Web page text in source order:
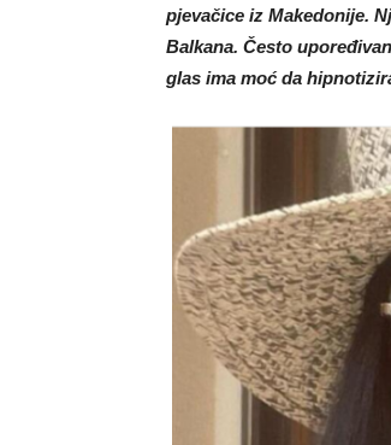
pjevačice iz Makedonije.
Balkana. Često
glas ima moć da